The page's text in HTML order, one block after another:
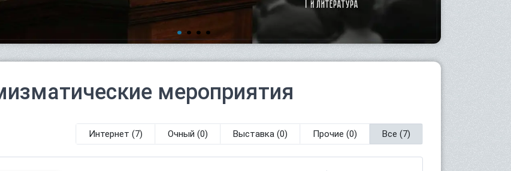
....
мероприятия
Интернет (7) Очный (0) Выставка (0) Прочие (0) Все (7)